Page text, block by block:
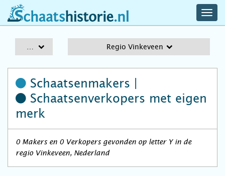
schaatshistorie.nl
Regio Vinkeveen
Schaatsenmakers |
Schaatsenverkopers met eigen
merk
0 Makers en 0 Verkopers gevonden op letter Y in de
regio Vinkeveen, Nederland